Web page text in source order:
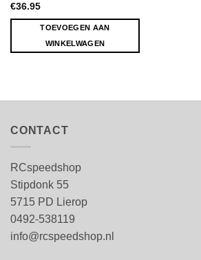
€36.95
TOEVOEGEN AAN
WINKELWAGEN
CONTACT
RCspeedshop
Stipdonk 55
5715 PD Lierop
0492-538119
info@rcspeedshop.nl